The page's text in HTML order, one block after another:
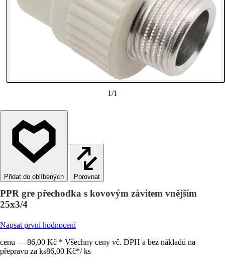
1/1
Porovnat
PPR gre přechodka s kovovým závitem vnějším
25x3/4
Napsat první hodnocení
cenu — 86,00 Kč * Všechny ceny vč. DPH a bez nákladů na
přepravu za ks86,00 Kč*/ ks